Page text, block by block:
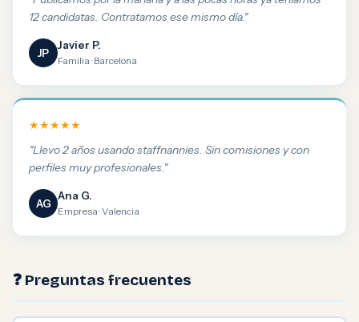
12 candidatas. Contratamos ese mismo día."
JP
Javier P.
Familia · Barcelona
★★★★★
"Llevo 2 años usando staffnannies. Sin comisiones y con
perfiles muy profesionales."
AG
Ana G.
Empresa · Valencia
❓ Preguntas frecuentes